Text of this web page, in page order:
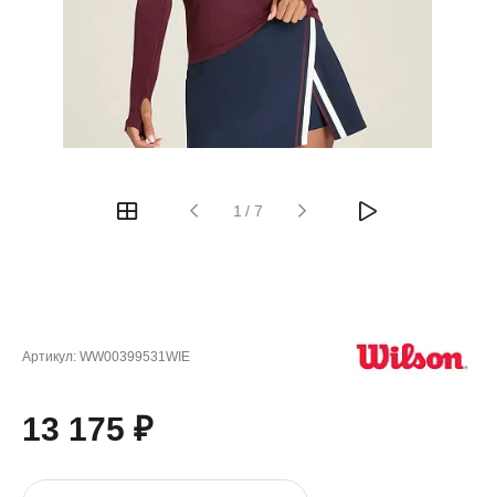
1 / 7
Артикул: WW00399531WIE
13 175 ₽